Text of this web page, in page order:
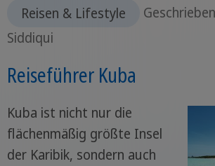
Reisen & Lifestyle
Siddiqui
Reiseführer Kuba
Kuba ist nicht nur die
flächenmäßig größte Insel
der Karibik, sondern auch